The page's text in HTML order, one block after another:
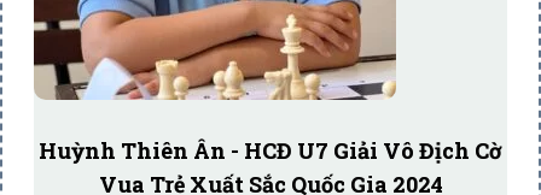
Huỳnh Thiên Ân - HCĐ U7 Giải Vô Địch Cờ
Vua Trẻ Xuất Sắc Quốc Gia 2024